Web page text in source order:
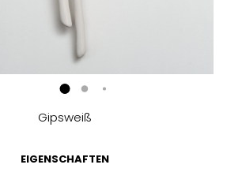
Gipsweiß
EIGENSCHAFTEN